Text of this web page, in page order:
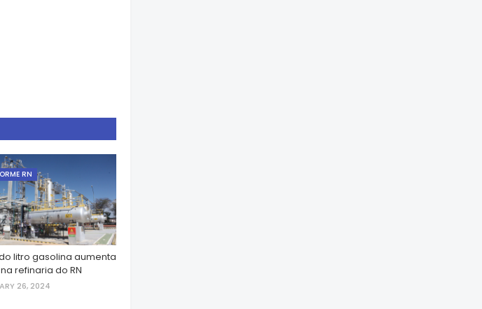
RN
litro gasolina aumenta
na refinaria do RN
26, 2024